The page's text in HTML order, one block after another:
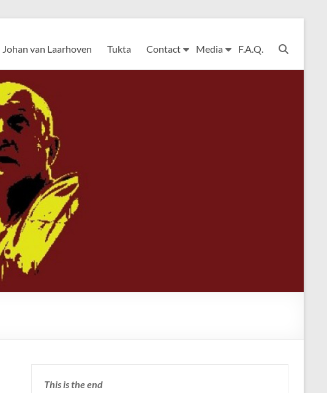
Johan van Laarhoven Tukta Contact Media F.A.Q.
This is the end